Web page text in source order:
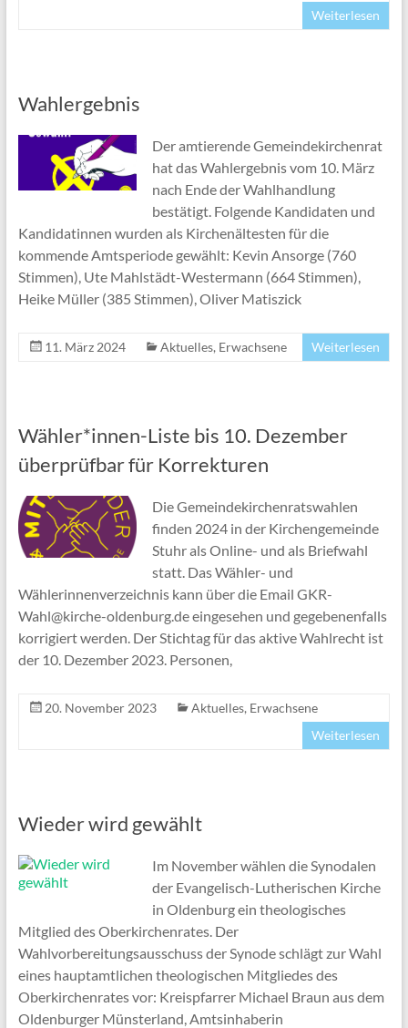
Weiterlesen
Wahlergebnis
Der amtierende Gemeindekirchenrat
hat das Wahlergebnis vom 10. März
nach Ende der Wahlhandlung
bestätigt. Folgende Kandidaten und
Kandidatinnen wurden als Kirchenältesten für die
kommende Amtsperiode gewählt: Kevin Ansorge (760
Stimmen), Ute Mahlstädt-Westermann (664 Stimmen),
Heike Müller (385 Stimmen), Oliver Matiszick
11. März 2024 Aktuelles, Erwachsene Weiterlesen
Wähler*innen-Liste bis 10. Dezember
überprüfbar für Korrekturen
Die Gemeindekirchenratswahlen
finden 2024 in der Kirchengemeinde
Stuhr als Online- und als Briefwahl
statt. Das Wähler- und
Wählerinnenverzeichnis kann über die Email GKR-
Wahl@kirche-oldenburg.de eingesehen und gegebenenfalls
korrigiert werden. Der Stichtag für das aktive Wahlrecht ist
der 10. Dezember 2023. Personen,
20. November 2023 Aktuelles, Erwachsene
Weiterlesen
Wieder wird gewählt
Im November wählen die Synodalen
der Evangelisch-Lutherischen Kirche
in Oldenburg ein theologisches
Mitglied des Oberkirchenrates. Der
Wahlvorbereitungsausschuss der Synode schlägt zur Wahl
eines hauptamtlichen theologischen Mitgliedes des
Oberkirchenrates vor: Kreispfarrer Michael Braun aus dem
Oldenburger Münsterland, Amtsinhaberin